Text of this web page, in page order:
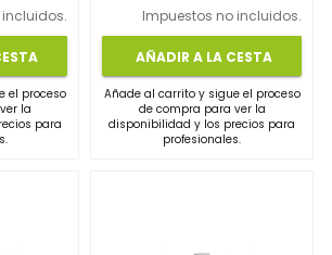
el proceso
la
para
Impuestos no incluidos.
AÑADIR A LA CESTA
Añade al carrito y sigue el proceso
de compra para ver la
disponibilidad y los precios para
profesionales.